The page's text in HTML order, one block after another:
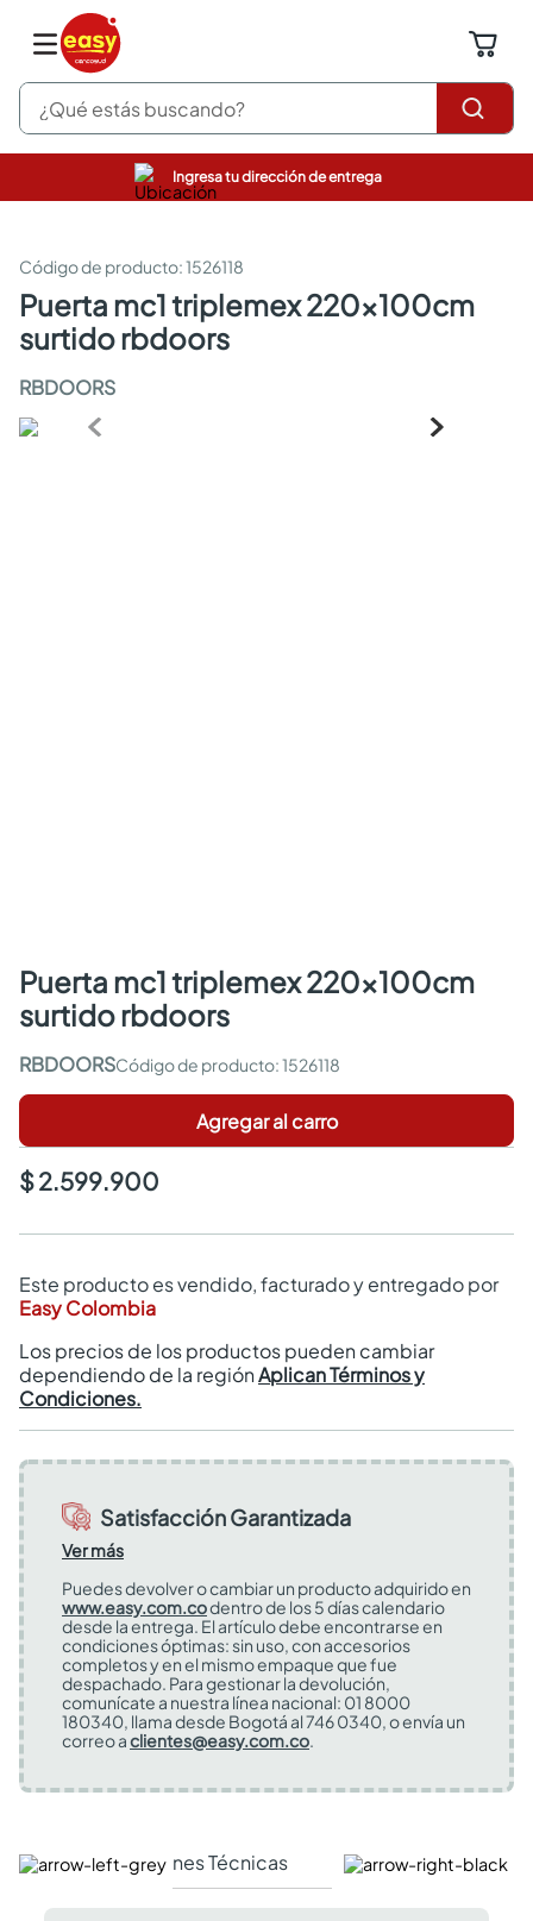
¿Qué estás buscando?
Ingresa tu dirección de entrega
:1526118
puerta mc1 triplemex 220x100cm
surtido rbdoors
RBDOORS
puerta mc1 triplemex 220x100cm
surtido rbdoors
RBDOORS :1526118
Agregar al carro
$ 2.599.900
Este producto es vendido, facturado y entregado por
Easy Colombia
Los precios de los productos pueden cambiar
dependiendo de la regiónAplican Términos y
Condiciones.
Satisfacción Garantizada
Ver más
Puedes devolver o cambiar un producto adquirido en
www.easy.com.codentro de los 5 días calendario
desde la entrega. El artículo debe encontrarse en
condiciones óptimas: sin uso, con accesorios
completos y en el mismo empaque que fue
despachado. Para gestionar la devolución,
comunícate a nuestra línea nacional: 01 8000
180340, llama desde Bogotá al 746 0340, o envía un
correo aclientes@easy.com.co.
Especificaciones Técnicas Comentarios y
pinturas
sanitarios
comedor
escritorio
armarios closet
comedores